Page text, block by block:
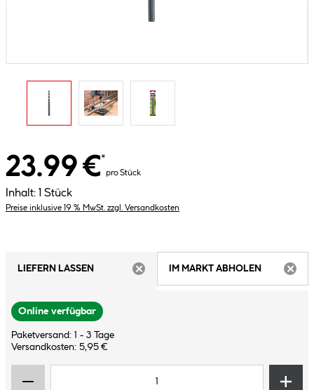
23.99 €*
pro Stück
Inhalt: 1 Stück
Preise inklusive 19 % MwSt. zzgl. Versandkosten
LIEFERN LASSEN
IM MARKT ABHOLEN
Online verfügbar
Paketversand: 1 - 3 Tage
Versandkosten: 5,95 €